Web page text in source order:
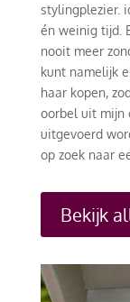
stylingplezier.
én weinig tijd.
nooit meer
kunt namelijk
haar kopen,
oorbel uit mijn
uitgevoerd
op zoek naar
Bekijk